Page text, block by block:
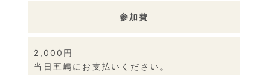
参加費
2,000円
当日五嶋にお支払いください。